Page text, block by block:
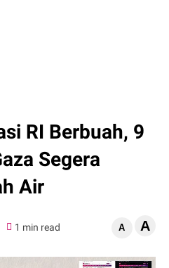
RI Berbuah, 9
Segera
Air
1 min read A A